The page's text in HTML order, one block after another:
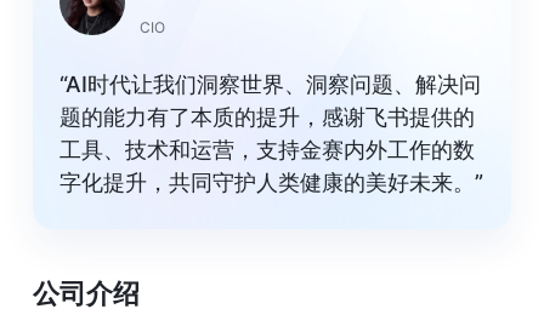
CIO
“AI时代让我们洞察世界、洞察问题、解决问
题的能力有了本质的提升，感谢飞书提供的
工具、技术和运营，支持金赛内外工作的数
字化提升，共同守护人类健康的美好未来。”
公司介绍